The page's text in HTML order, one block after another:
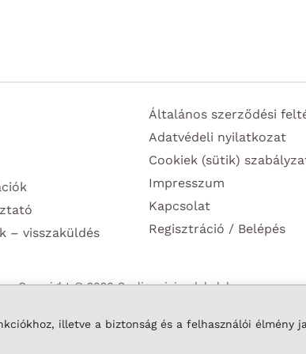
illetve a biztonság és a felhasználói élmény
A
– visszaküldés
Általános szerződési
Adatvédeli nyilatkozat
Cookiek (sütik)
Impresszum
Kapcsolat
Regisztráció / Belépés
Copyright © 2026 Szulinapiajandekok.hu